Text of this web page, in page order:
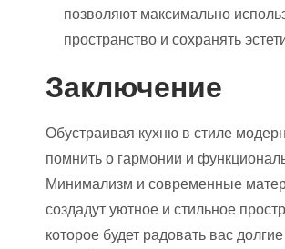
позволяют максимально
пространство и сохранять
Заключение
Обустраивая кухню в стиле
помнить о гармонии и
Минимализм и современные
создадут уютное и стильное
которое будет радовать вас